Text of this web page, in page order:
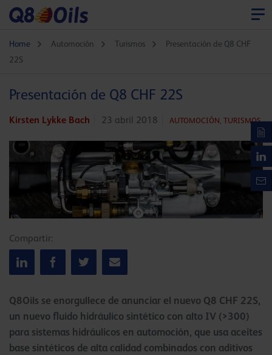
Home Automoción Turismos
Presentación de Q8 CHF
22S
Presentación de Q8 CHF 22S
Kirsten Lykke Bach 23 abril 2018 AUTOMOCIÓN, TURISMOS
Compartir:
Q8Oils se enorgullece de anunciar el nuevo Q8 CHF 22S,
un nuevo fluido hidráulico sintético con alto IV (>300)
para sistemas hidráulicos en automoción, que usa aceites
base sintéticos de alta calidad combinados con aditivos